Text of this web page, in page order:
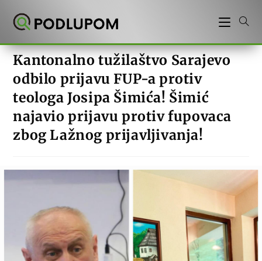
Kantonalno tužilaštvo Sarajevo
odbilo prijavu FUP-a protiv
teologa Josipa Šimića! Šimić
najavio prijavu protiv fupovaca
zbog Lažnog prijavljivanja!